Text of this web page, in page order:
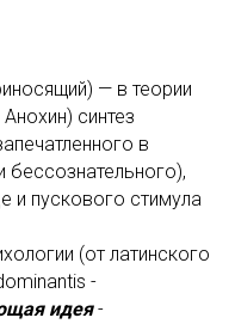
— в теории
синтез
в
бессознательного),
и пускового стимула
(от латинского
-
идея-